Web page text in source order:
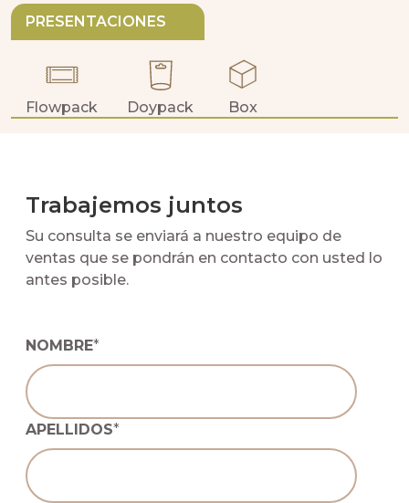
PRESENTACIONES
Flowpack Doypack Box
Trabajemos juntos
Su consulta se enviará a nuestro equipo de
ventas que se pondrán en contacto con usted lo
antes posible.
NOMBRE*
APELLIDOS*